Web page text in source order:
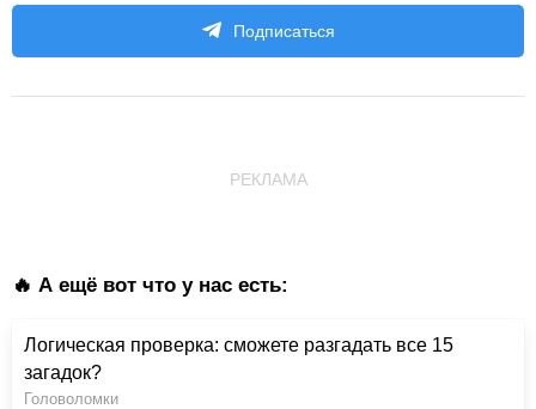
Подписаться
РЕКЛАМА
🔥 А ещё вот что у нас есть:
Логическая проверка: сможете разгадать все 15
загадок?
Головоломки